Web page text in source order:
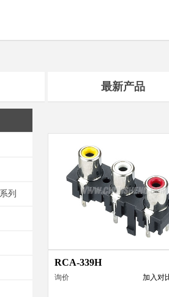
最新产品
列
RCA-339H
询价 加入对